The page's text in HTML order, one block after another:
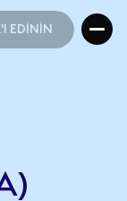
EDİNİN